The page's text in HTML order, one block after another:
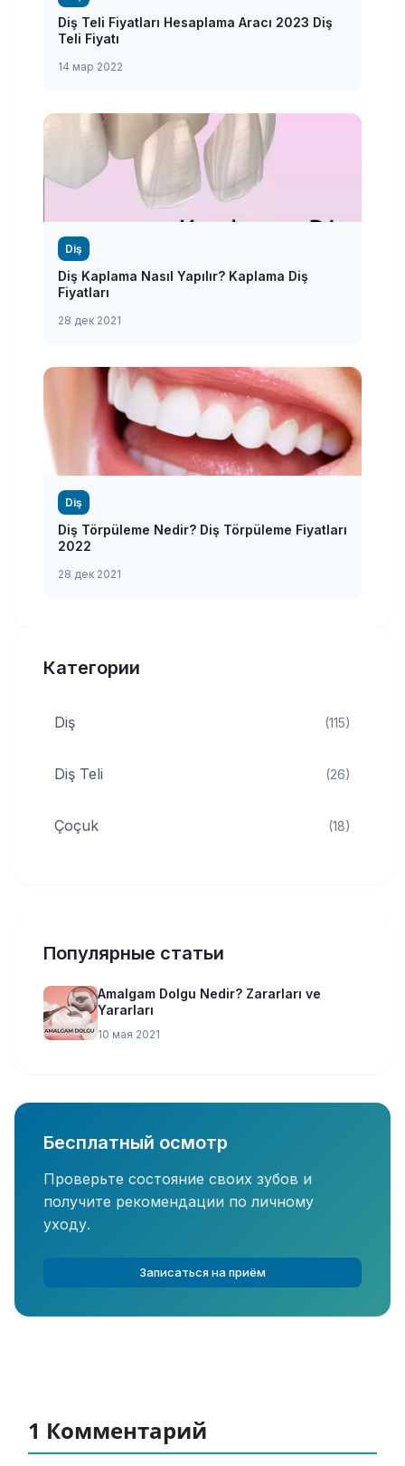
Diş Teli Fiyatları Hesaplama Aracı 2023 Diş
Teli Fiyatı
14 мар 2022
Diş
Diş Kaplama Nasıl Yapılır? Kaplama Diş
Fiyatları
28 дек 2021
Diş
Diş Törpüleme Nedir? Diş Törpüleme Fiyatları
2022
28 дек 2021
Категории
Diş (115)
Diş Teli (26)
Çoçuk (18)
Популярные статьи
Amalgam Dolgu Nedir? Zararları ve
Yararları
10 мая 2021
Бесплатный осмотр
Проверьте состояние своих зубов и
получите рекомендации по личному
уходу.
Записаться на приём
1 Комментарий